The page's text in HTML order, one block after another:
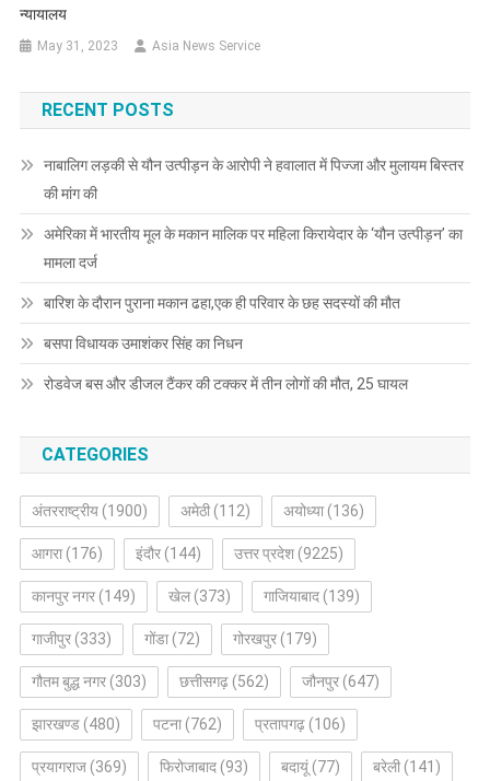
न्यायालय
May 31, 2023 Asia News Service
RECENT POSTS
नाबालिग लड़की से यौन उत्पीड़न के आरोपी ने हवालात में पिज्जा और मुलायम बिस्तर
की मांग की
अमेरिका में भारतीय मूल के मकान मालिक पर महिला किरायेदार के ‘यौन उत्पीड़न’ का
मामला दर्ज
बारिश के दौरान पुराना मकान ढहा,एक ही परिवार के छह सदस्यों की मौत
बसपा विधायक उमाशंकर सिंह का निधन
रोडवेज बस और डीजल टैंकर की टक्कर में तीन लोगों की मौत, 25 घायल
CATEGORIES
अंतरराष्ट्रीय(1900) अमेठी(112) अयोध्या(136)
आगरा(176) इंदौर(144) उत्तर प्रदेश(9225)
कानपुर नगर(149) खेल(373) गाजियाबाद(139)
गाजीपुर(333) गोंडा(72) गोरखपुर(179)
गौतम बुद्ध नगर(303) छत्तीसगढ़(562) जौनपुर(647)
झारखण्ड(480) पटना(762) प्रतापगढ़(106)
प्रयागराज(369) फिरोजाबाद(93) बदायूं(77) बरेली(141)